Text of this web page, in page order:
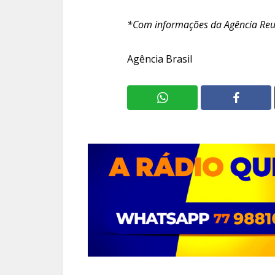
*Com informações da Agência
Agência Brasil